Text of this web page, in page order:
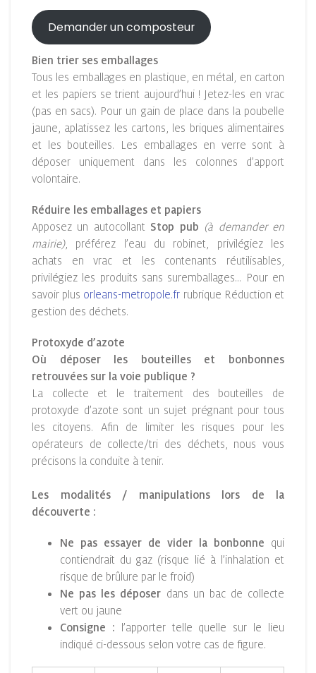
Demander un composteur
Bien trier ses emballages
Tous les emballages en plastique, en métal, en carton
et les papiers se trient aujourd’hui ! Jetez-les en vrac
(pas en sacs). Pour un gain de place dans la poubelle
jaune, aplatissez les cartons, les briques alimentaires
et les bouteilles. Les emballages en verre sont à
déposer uniquement dans les colonnes d’apport
volontaire.
Réduire les emballages et papiers
Apposez un autocollant Stop pub (à demander en
mairie), préférez l’eau du robinet, privilégiez les
achats en vrac et les contenants réutilisables,
privilégiez les produits sans suremballages… Pour en
savoir plus orleans-metropole.fr rubrique Réduction et
gestion des déchets.
Protoxyde d’azote
Où déposer les bouteilles et bonbonnes
retrouvées sur la voie publique ?
La collecte et le traitement des bouteilles de
protoxyde d’azote sont un sujet prégnant pour tous
les citoyens. Afin de limiter les risques pour les
opérateurs de collecte/tri des déchets, nous vous
précisons la conduite à tenir.
Les modalités / manipulations lors de la
découverte :
Ne pas essayer de vider la bonbonne qui
contiendrait du gaz (risque lié à l’inhalation et
risque de brûlure par le froid)
Ne pas les déposer dans un bac de collecte
vert ou jaune
Consigne : l’apporter telle quelle sur le lieu
indiqué ci-dessous selon votre cas de figure.